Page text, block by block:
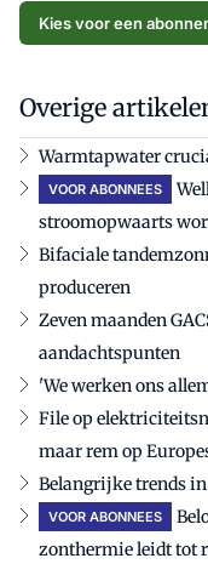
Kies voor een
Overige
Warmtapwater
VOOR ABONNEES
stroomopwaarts
Bifaciale
produceren
Zeven maanden
aandachtspunten
'We werken ons
File op
maar rem op
Belangrijke trends
VOOR ABONNEES
zonthermie leidt tot